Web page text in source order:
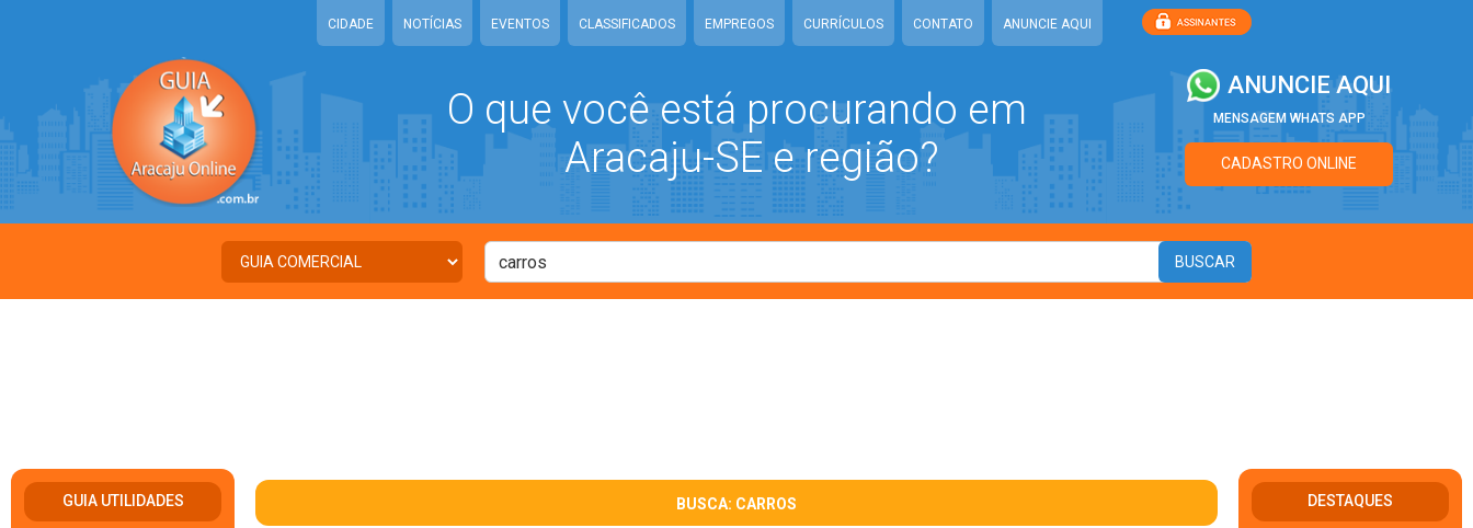
CIDADE NOTÍCIAS EVENTOS CLASSIFICADOS EMPREGOS CURRÍCULOS CONTATO ANUNCIE AQUI
O que você está procurando em
Aracaju-SE e região?
ANUNCIE AQUI
MENSAGEM WHATS APP
CADASTRO ONLINE
GUIA UTILIDADES BUSCA: CARROS DESTAQUES